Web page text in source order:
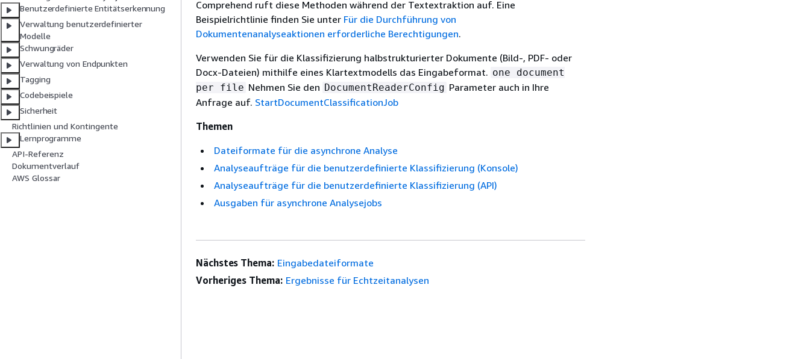
Benutzerdefinierte Entitätserkennung
Verwaltung benutzerdefinierter
Modelle
Schwungräder
Verwaltung von Endpunkten
Tagging
Codebeispiele
Sicherheit
Richtlinien und Kontingente
Lernprogramme
API-Referenz
Dokumentverlauf
AWS Glossar
Comprehend ruft diese Methoden während der Textextraktion auf. Eine
Beispielrichtlinie finden Sie unter Für die Durchführung von
Dokumentenanalyseaktionen erforderliche Berechtigungen.
Verwenden Sie für die Klassifizierung halbstrukturierter Dokumente (Bild-, PDF- oder
Docx-Dateien) mithilfe eines Klartextmodells das Eingabeformat. one document
per file Nehmen Sie den DocumentReaderConfig Parameter auch in Ihre
Anfrage auf. StartDocumentClassificationJob
Themen
Dateiformate für die asynchrone Analyse
Analyseaufträge für die benutzerdefinierte Klassifizierung (Konsole)
Analyseaufträge für die benutzerdefinierte Klassifizierung (API)
Ausgaben für asynchrone Analysejobs
Nächstes Thema: Eingabedateiformate
Vorheriges Thema: Ergebnisse für Echtzeitanalysen